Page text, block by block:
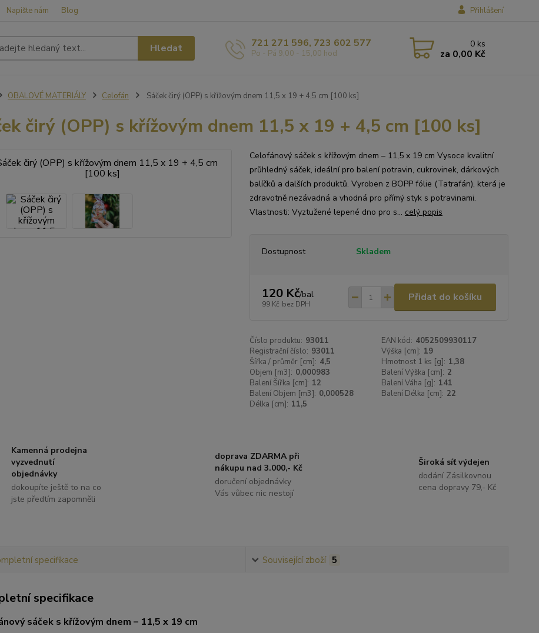
Napište nám Blog Přihlášení
Hledat 721 271 596, 723 602 577
Po - Pá 9,00 - 15,00 hod
0 ks
za 0,00 Kč
OBALOVÉ MATERIÁLY Celofán Sáček čirý (OPP) s křížovým dnem 11,5 x 19 + 4,5 cm [100 ks]
čirý (OPP) s křížovým dnem 11,5 x 19 + 4,5 cm [100 ks]
Celofánový sáček s křížovým dnem – 11,5 x 19 cm Vysoce kvalitní
průhledný sáček, ideální pro balení potravin, cukrovinek, dárkových
balíčků a dalších produktů. Vyroben z BOPP fólie (Tatrafán), která je
zdravotně nezávadná a vhodná pro přímý styk s potravinami.
Vlastnosti: Vyztužené lepené dno pro s... celý popis
Dostupnost Skladem
120 Kč/bal
99 Kč bez DPH
Přidat do košíku
Číslo produktu: 93011 EAN kód: 4052509930117
Registrační číslo: 93011 Výška [cm]: 19
Šířka / průměr [cm]: 4,5 Hmotnost 1 ks [g]: 1,38
Objem [m3]: 0,000983 Balení Výška [cm]: 2
Balení Šířka [cm]: 12 Balení Váha [g]: 141
Balení Objem [m3]: 0,000528 Balení Délka [cm]: 22
Délka [cm]: 11,5
Kamenná prodejna
vyzvednutí
objednávky
dokoupíte ještě to na co
jste předtím zapomněli
doprava ZDARMA při
nákupu nad 3.000,- Kč
doručení objednávky
Vás vůbec nic nestojí
Široká síť výdejen
dodání Zásilkovnou
cena dopravy 79,- Kč
specifikace Související zboží 5
specifikace
sáček s křížovým dnem – 11,5 x 19 cm